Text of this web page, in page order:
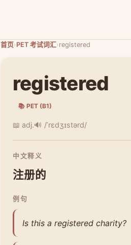
首页›PET 考试词汇›registered
registered
📚 PET (B1)
📖 adj.🔊 /ˈrɛdʒɪstərd/
中文释义
注册的
例句
Is this a registered charity?